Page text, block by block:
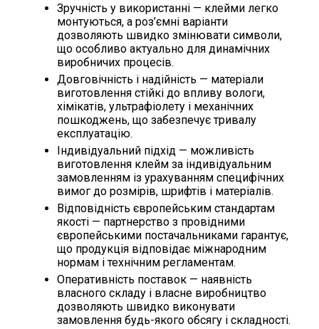
Зручність у використанні — клейми легко
монтуються, а роз’ємні варіанти
дозволяють швидко змінювати символи,
що особливо актуально для динамічних
виробничих процесів.
Довговічність і надійність — матеріали
виготовлення стійкі до впливу вологи,
хімікатів, ультрафіолету і механічних
пошкоджень, що забезпечує тривалу
експлуатацію.
Індивідуальний підхід — можливість
виготовлення клейм за індивідуальним
замовленням із урахуванням специфічних
вимог до розмірів, шрифтів і матеріалів.
Відповідність європейським стандартам
якості — партнерство з провідними
європейськими постачальниками гарантує,
що продукція відповідає міжнародним
нормам і технічним регламентам.
Оперативність поставок — наявність
власного складу і власне виробництво
дозволяють швидко виконувати
замовлення будь-якого обсягу і складності.